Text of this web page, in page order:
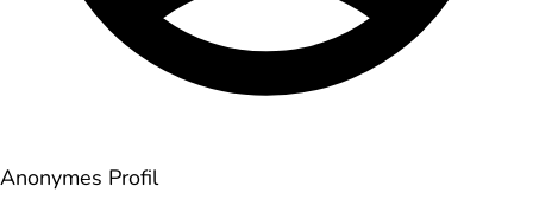
Anonymes Profil